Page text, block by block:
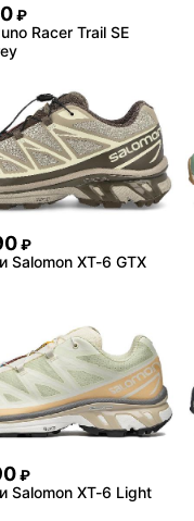
₽
Racer Trail SE
₽
Salomon XT-6 GTX
₽
Salomon XT-6 Light